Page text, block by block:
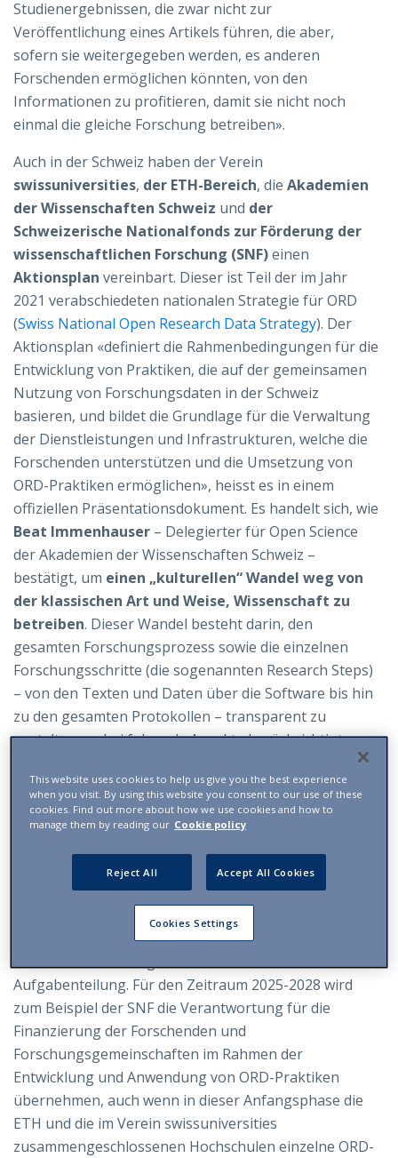
Studienergebnissen, die zwar nicht zur
Veröffentlichung eines Artikels führen, die aber,
sofern sie weitergegeben werden, es anderen
Forschenden ermöglichen könnten, von den
Informationen zu profitieren, damit sie nicht noch
einmal die gleiche Forschung betreiben».
Auch in der Schweiz haben der Verein
swissuniversities, der ETH-Bereich, die Akademien
der Wissenschaften Schweiz und der
Schweizerische Nationalfonds zur Förderung der
wissenschaftlichen Forschung (SNF)einen
Aktionsplan vereinbart. Dieser ist Teil der im Jahr
2021 verabschiedeten nationalen Strategie für ORD
(Swiss National Open Research Data Strategy). Der
Aktionsplan «definiert die Rahmenbedingungen für die
Entwicklung von Praktiken, die auf der gemeinsamen
Nutzung von Forschungsdaten in der Schweiz
basieren, und bildet die Grundlage für die Verwaltung
der Dienstleistungen und Infrastrukturen, welche die
Forschenden unterstützen und die Umsetzung von
ORD-Praktiken ermöglichen», heisst es in einem
offiziellen Präsentationsdokument. Es handelt sich, wie
Beat Immenhauser – Delegierter für Open Science
der Akademien der Wissenschaften Schweiz –
bestätigt, um einen „kulturellen“ Wandel weg von
der klassischen Art und Weise, Wissenschaft zu
betreiben. Dieser Wandel besteht darin, den
gesamten Forschungsprozess sowie die einzelnen
Forschungsschritte (die sogenannten Research Steps)
– von den Texten und Daten über die Software bis hin
zu den gesamten Protokollen – transparent zu
gestalten, wobei folgende Aspekte berücksichtigt
Wiederverwendung der Daten garantieren), die
allgemeinen ethischen Schutzmassnahmen und die
Vertraulichkeit der Daten. Die Daten können, sobald
sie anonymisiert worden sind, geteilt werden und sind
ausschliesslich auf begründete Anfrage zugänglich.
GEMEINSAME ARBEIT –Konkret bedeutet der
Aktionsplan eine synergetische Zusammenarbeit
Aufgabenteilung. Für den Zeitraum 2025-2028 wird
zum Beispiel der SNF die Verantwortung für die
Finanzierung der Forschenden und
Forschungsgemeinschaften im Rahmen der
Entwicklung und Anwendung von ORD-Praktiken
übernehmen, auch wenn in dieser Anfangsphase die
ETH und die im Verein swissuniversities
zusammengeschlossenen Hochschulen einzelne ORD-
This website uses cookies to help us give you the best experience
when you visit. By using this website you consent to our use of these
cookies. Find out more about how we use cookies and how to
manage them by reading our Cookie policy
Reject All Accept All Cookies
Cookies Settings